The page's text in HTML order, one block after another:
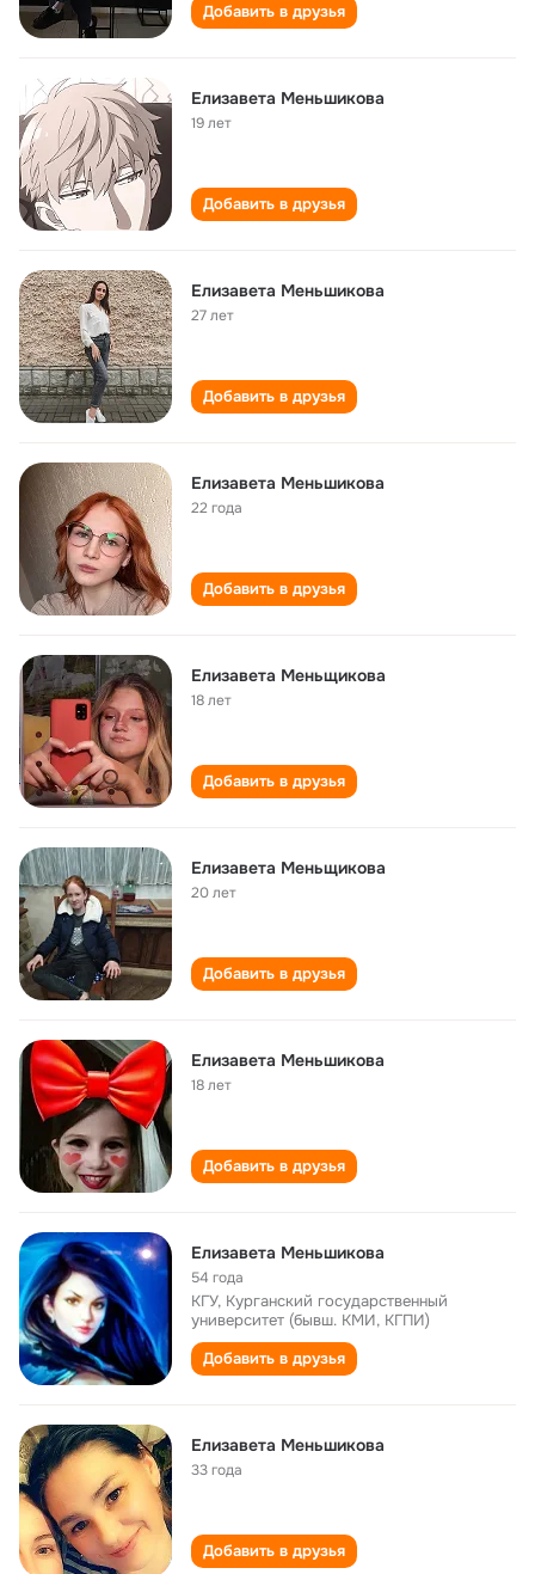
Добавить в друзья
Елизавета Меньшикова
19 лет
Добавить в друзья
Елизавета Меньшикова
27 лет
Добавить в друзья
Елизавета Меньшикова
22 года
Добавить в друзья
Елизавета Меньщикова
18 лет
Добавить в друзья
Елизавета Меньщикова
20 лет
Добавить в друзья
Елизавета Меньшикова
18 лет
Добавить в друзья
Елизавета Меньшикова
54 года
КГУ, Курганский государственный
университет (бывш. КМИ, КГПИ)
Добавить в друзья
Елизавета Меньшикова
33 года
Добавить в друзья